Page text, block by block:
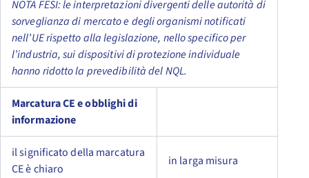
NOTA FESI: le interpretazioni divergenti delle autorità di
sorveglianza di mercato e degli organismi notificati
nell’UE rispetto alla legislazione, nello specifico per
l’industria, sui dispositivi di protezione individuale
hanno ridotto la prevedibilità del NQL.
Marcatura CE e obblighi di
informazione
il significato della marcatura
CE è chiaro
in larga misura